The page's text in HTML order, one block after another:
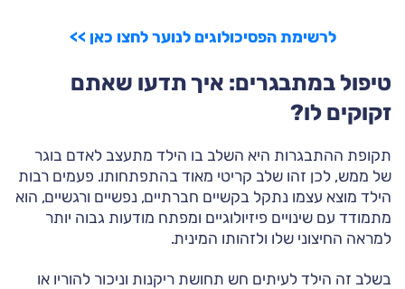
לרשימת הפסיכולוגים לנוער לחצו כאן >>
טיפול במתבגרים: איך תדעו שאתם
זקוקים לו?
תקופת ההתבגרות היא השלב בו הילד מתעצב לאדם בוגר
של ממש, לכן זהו שלב קריטי מאוד בהתפתחותו. פעמים רבות
הילד מוצא עצמו נתקל בקשיים חברתיים, נפשיים ורגשיים, הוא
מתמודד עם שינויים פיזיולוגיים ומפתח מודעות גבוה יותר
למראה החיצוני שלו ולזהותו המינית.
בשלב זה הילד לעיתים חש תחושת ריקנות וניכור להוריו או